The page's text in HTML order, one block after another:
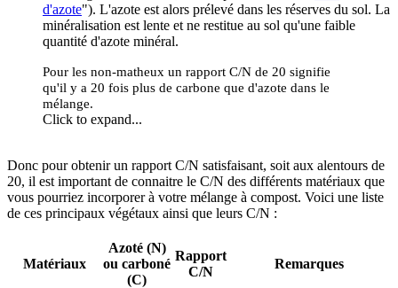
d'azote"). L'azote est alors prélevé dans les réserves du sol. La
minéralisation est lente et ne restitue au sol qu'une faible
quantité d'azote minéral.
Pour les non-matheux un rapport C/N de 20 signifie
qu'il y a 20 fois plus de carbone que d'azote dans le
mélange.
Click to expand...
Donc pour obtenir un rapport C/N satisfaisant, soit aux alentours de
20, il est important de connaitre le C/N des différents matériaux que
vous pourriez incorporer à votre mélange à compost. Voici une liste
de ces principaux végétaux ainsi que leurs C/N :
Matériaux
Azoté (N)
ou carboné
(C)
Rapport
C/N
Remarques